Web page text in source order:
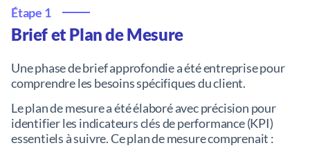
Étape 1
Brief et Plan de Mesure
Une phase de brief approfondie a été entreprise pour
comprendre les besoins spécifiques du client.
Le plan de mesure a été élaboré avec précision pour
identifier les indicateurs clés de performance (KPI)
essentiels à suivre. Ce plan de mesure comprenait :